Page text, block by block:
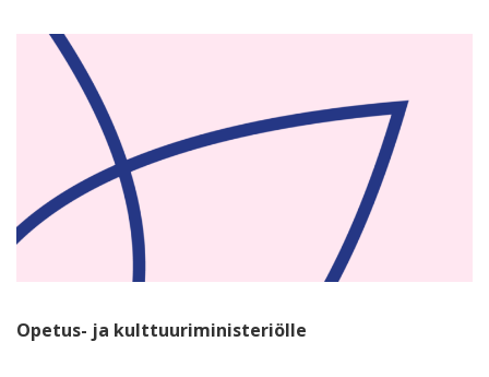
Opetus- ja kulttuuriministeriölle